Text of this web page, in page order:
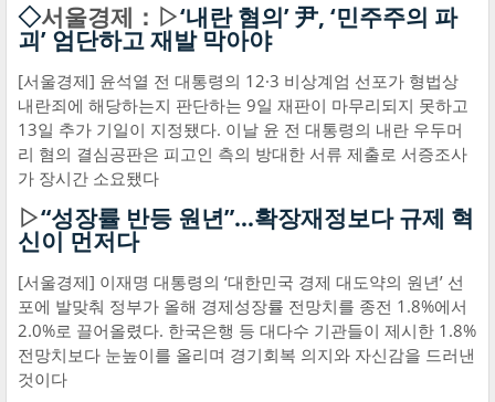
◇서울경제：▷‘내란 혐의’ 尹, ‘민주주의 파
괴’ 엄단하고 재발 막아야
[서울경제] 윤석열 전 대통령의 12·3 비상계엄 선포가 형법상
내란죄에 해당하는지 판단하는 9일 재판이 마무리되지 못하고
13일 추가 기일이 지정됐다. 이날 윤 전 대통령의 내란 우두머
리 혐의 결심공판은 피고인 측의 방대한 서류 제출로 서증조사
가 장시간 소요됐다
▷“성장률 반등 원년”…확장재정보다 규제 혁
신이 먼저다
[서울경제] 이재명 대통령의 ‘대한민국 경제 대도약의 원년’ 선
포에 발맞춰 정부가 올해 경제성장률 전망치를 종전 1.8%에서
2.0%로 끌어올렸다. 한국은행 등 대다수 기관들이 제시한 1.8%
전망치보다 눈높이를 올리며 경기회복 의지와 자신감을 드러낸
것이다